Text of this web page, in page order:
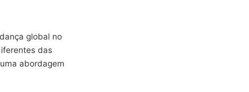
global no
das
uma abordagem